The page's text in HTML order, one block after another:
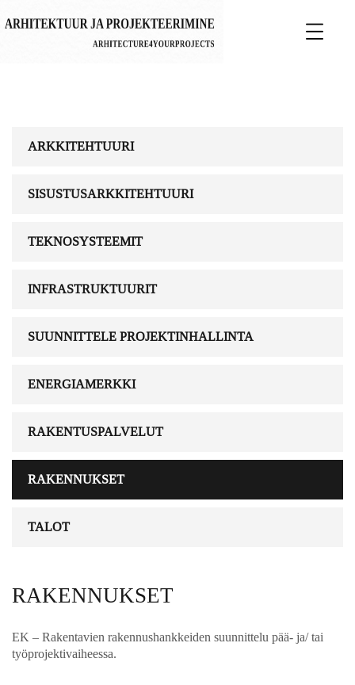
ARKKITEHTUURI
SISUSTUSARKKITEHTUURI
TEKNOSYSTEEMIT
INFRASTRUKTUURIT
SUUNNITTELE PROJEKTINHALLINTA
ENERGIAMERKKI
RAKENTUSPALVELUT
RAKENNUKSET
TALOT
RAKENNUKSET
EK – Rakentavien rakennushankkeiden suunnittelu pää- ja/ tai
työprojektivaiheessa.